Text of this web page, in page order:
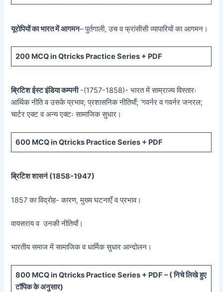
यूरोपियों का भारत में आगमन– पुर्तगाली, उच व फ्रांसीसी व्यापारियों का आगमन।
200 MCQ in Qtricks Practice Series + PDF
ब्रिटिश ईस्ट इंडिया कम्पनी-(1757-1858)- भारत में साम्राज्य विस्तारः
आर्थिक नीति व उसके प्रभाव; प्रशासनिक नीतियाँ; ‘गवर्नर व गवर्नर जनरल;
चार्टर एक्ट व अन्य एक्टः सामाजिक सुधार।
600 MCQ in Qtricks Practice Series + PDF
ब्रिटिश शासनं (1858-1947)
1857 का विद्रोह- कारण, मुख्य घटनाएँ व प्रभाव।
वायसराय व उनकी नीतियाँ।
भारतीय समाज में सामाजिक व धार्मिक सुधार आन्दोलन।
800 MCQ in Qtricks Practice Series + PDF – (निचे लिखे हुए
टॉपिक के अनुसार)